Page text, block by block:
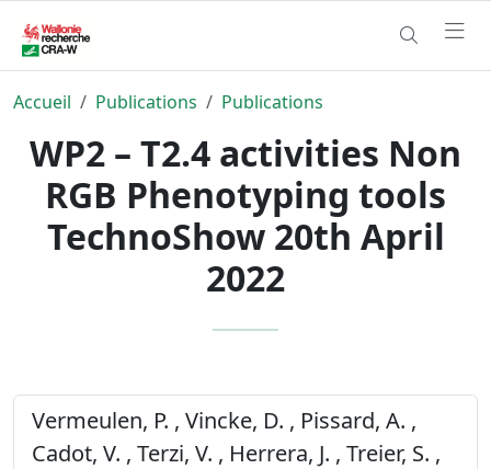
Accueil Publications Publications
WP2 – T2.4 activities Non
RGB Phenotyping tools
TechnoShow 20th April
2022
Vermeulen, P. , Vincke, D. , Pissard, A. ,
Cadot, V. , Terzi, V. , Herrera, J. , Treier, S. ,